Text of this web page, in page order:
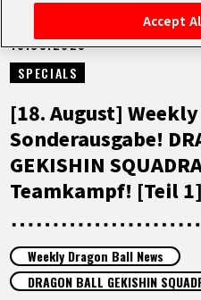
NEUES
HIGHLIGHTS
VIDEOS
INFOS
18.08.2025
SPECIALS
[18. August]
Sonderausgabe!
GEKISHIN
Teamkampf! [Teil 1]
Weekly Dragon Ball News
DRAGON BALL GEKISHIN
Accept